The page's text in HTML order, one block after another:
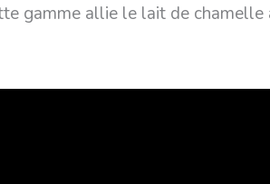
gamme allie le lait de